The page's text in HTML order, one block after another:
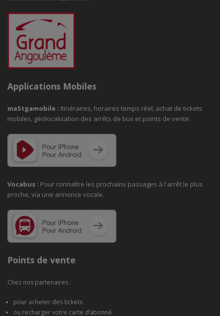
Applications Mobiles
maStgamobile : Itinéraires, horaires temps réel, achat de tickets
mobiles, géolocalisation des arrêts de bus et points de vente.
Vocabus : Pour connaître les prochains passages à l'arrêt le plus
proche, via une annonce vocale.
Points de vente
Chez nos partenaires :
pour acheter des tickets
ou recharger votre carte d’abonné.